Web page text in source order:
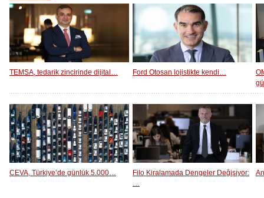
TEMSA, tedarik zincirinde dijital… Ford Otosan lojistikte kendi…
CEVA, Türkiye’de günlük 5.000…
Filo Kiralamada Dengeler Değişiyor:
…